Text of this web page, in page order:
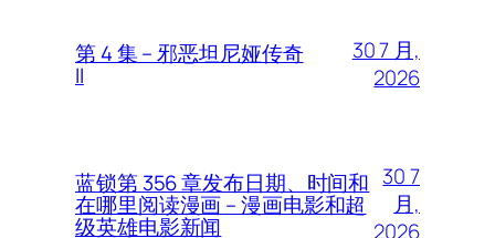
第 4 集 – 邪恶坦尼娅传奇
II
30 7 月,
2026
蓝锁第 356 章发布日期、时间和
在哪里阅读漫画 – 漫画电影和超
级英雄电影新闻
30 7
月,
2026